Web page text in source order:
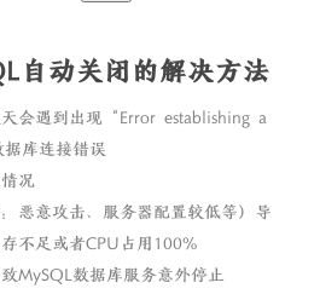
自动关闭的解决方法
会遇到出现“Error establishing a
库连接错误
况
恶意攻击、服务器配置较低等）导
不足或者CPU占用100%
MySQL数据库服务意外停止